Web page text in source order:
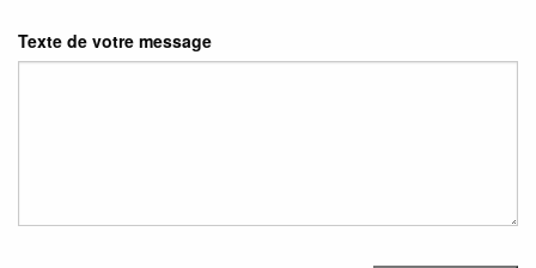
Texte de votre message